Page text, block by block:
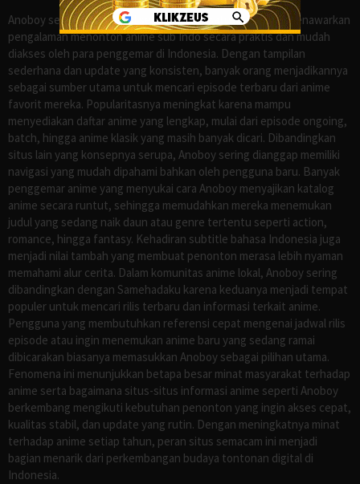
Anoboy sejak lama dikenal sebagai salah satu situs yang menawarkan
pengalaman menonton anime sub Indo secara praktis dan mudah
diakses oleh para penggemar di Indonesia. Dengan tampilan
sederhana dan update yang konsisten, banyak orang menjadikannya
sebagai sumber utama untuk mencari episode terbaru dari anime
favorit mereka. Popularitasnya meningkat karena mampu
menyediakan daftar anime yang lengkap, mulai dari episode ongoing,
batch, hingga anime klasik yang masih banyak dicari. Dibandingkan
situs lain yang konsepnya serupa, Anoboy sering dianggap memiliki
navigasi yang mudah dipahami bahkan oleh pengguna baru. Banyak
penggemar anime yang menyukai cara Anoboy menyajikan katalog
anime secara runtut, sehingga memudahkan mereka menemukan
judul yang sedang naik daun atau genre tertentu seperti action,
romance, hingga fantasy. Kehadiran subtitle bahasa Indonesia juga
menjadi nilai tambah yang membuat penonton merasa lebih nyaman
memahami alur cerita. Dalam komunitas anime lokal, Anoboy sering
dibandingkan dengan Samehadaku karena keduanya menjadi tempat
populer untuk mencari rilis terbaru dan informasi terkait anime.
Pengguna yang membutuhkan referensi cepat mengenai jadwal rilis
episode atau ingin menemukan anime baru yang sedang ramai
dibicarakan biasanya memasukkan Anoboy sebagai pilihan utama.
Fenomena ini menunjukkan betapa besar minat masyarakat terhadap
anime serta bagaimana situs-situs informasi anime seperti Anoboy
berkembang mengikuti kebutuhan penonton yang ingin akses cepat,
kualitas stabil, dan update yang rutin. Dengan meningkatnya minat
terhadap anime setiap tahun, peran situs semacam ini menjadi
bagian menarik dari perkembangan budaya tontonan digital di
Indonesia.